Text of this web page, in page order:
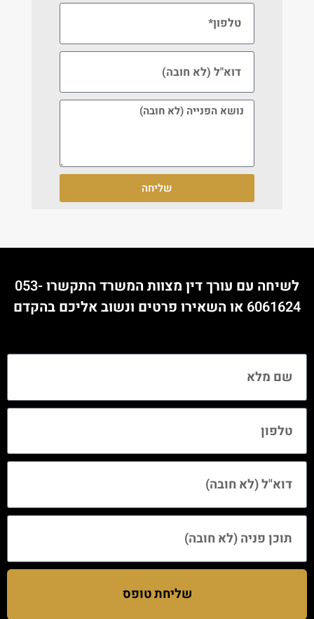
שליחה
לשיחה עם עורך דין מצוות המשרד התקשרו053-
6061624 או השאירו פרטים ונשוב אליכם בהקדם
שליחת טופס